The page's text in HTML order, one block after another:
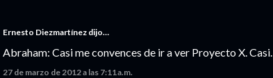
Ernesto Diezmartínez dijo…
Abraham: Casi me convences de ir a ver Proyecto X. Casi.
27 de marzo de 2012 a las 7:11 a.m.